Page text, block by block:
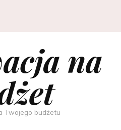
na
Twojego budżetu